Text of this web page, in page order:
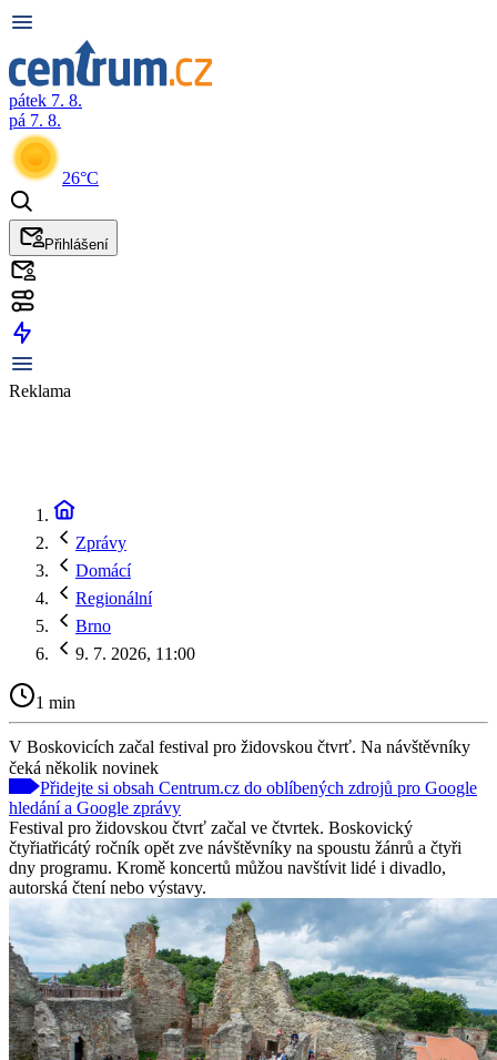
pátek 7. 8.
pá 7. 8.
26°C
Přihlášení
Reklama
Zprávy
Domácí
Regionální
Brno
9. 7. 2026, 11:00
1 min
V Boskovicích začal festival pro židovskou čtvrť. Na návštěvníky
čeká několik novinek
Přidejte si obsah Centrum.cz do oblíbených zdrojů pro Google
hledání a Google zprávy
Festival pro židovskou čtvrť začal ve čtvrtek. Boskovický
čtyřiatřicátý ročník opět zve návštěvníky na spoustu žánrů a čtyři
dny programu. Kromě koncertů můžou navštívit lidé i divadlo,
autorská čtení nebo výstavy.